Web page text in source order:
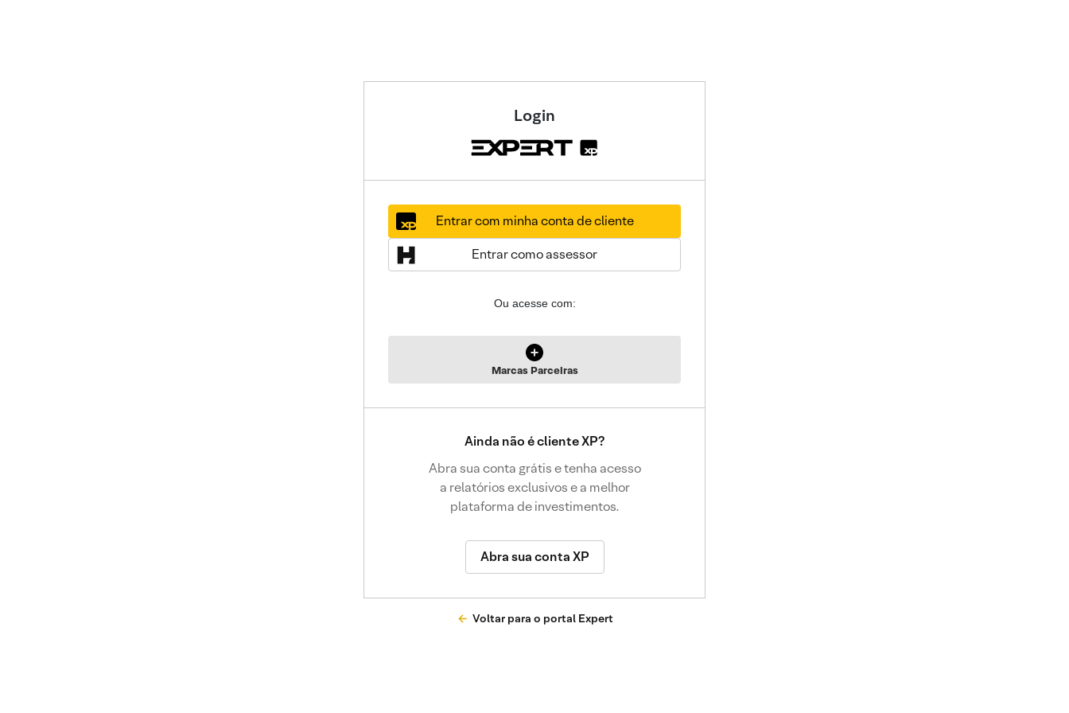
Login
Entrar com minha conta de cliente
Entrar como assessor
Ou acesse com:
Marcas Parceiras
Ainda não é cliente XP?
Abra sua conta grátis e tenha acesso
a relatórios exclusivos e a melhor
plataforma de investimentos.
Abra sua conta XP
Voltar para o portal Expert